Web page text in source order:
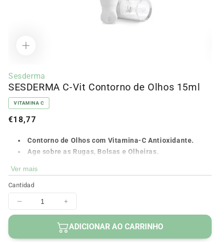
contenido
multimedia
1
modal
Sesderma
SESDERMA C-Vit Contorno de Olhos 15ml
VITAMINA C
Precio
€18,77
Contorno de Olhos com Vitamina-C Antioxidante.
Age sobre as Rugas, Bolsas e Olheiras.
Pele mais Jovem, Radiante e cheia de Vitalidade.
Indicado para todos os tipos de pele.
Efeito "Boa Cara".
Ver mais
Cantidad
Disminuir
cantidad
SESDERMA
Aumentar
cantidad
para
SESDERMA
ADICIONAR AO CARRINHO